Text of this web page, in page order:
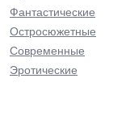
Фантастические
Остросюжетные
Современные
Эротические